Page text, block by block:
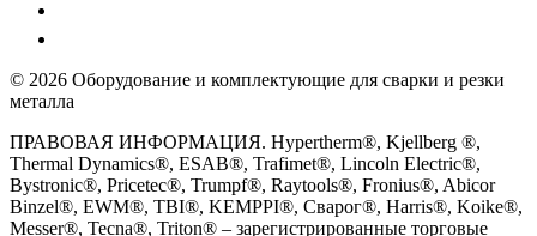
© 2026 Оборудование и комплектующие для сварки и резки
металла
ПРАВОВАЯ ИНФОРМАЦИЯ. Hypertherm®, Kjellberg ®,
Thermal Dynamics®, ESAB®, Trafimet®, Lincoln Electric®,
Bystronic®, Pricetec®, Trumpf®, Raytools®, Fronius®, Abicor
Binzel®, EWM®, TBI®, KEMPPI®, Сварог®, Harris®, Koike®,
Messer®, Tecna®, Triton® – зарегистрированные торговые